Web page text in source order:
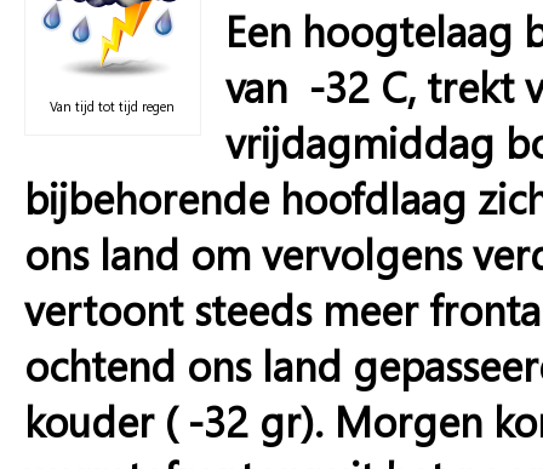
Van tijd tot tijd regen
Een hoogtelaag
van -32 C, trekt
vrijdagmiddag
bijbehorende hoofdlaag
ons land om vervolgens
vertoont steeds meer
ochtend ons land
kouder ( -32 gr). Morgen